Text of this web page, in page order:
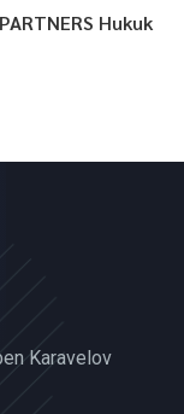
Hukuk
Karavelov